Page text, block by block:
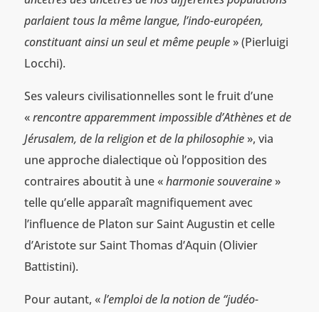
parlaient tous la même langue, l’indo-européen,
constituant ainsi un seul et même peuple» (Pierluigi
Locchi).
Ses valeurs civilisationnelles sont le fruit d’une
«rencontre apparemment impossible d’Athènes et de
Jérusalem, de la religion et de la philosophie», via
une approche dialectique où l’opposition des
contraires aboutit à une «harmonie souveraine»
telle qu’elle apparaît magnifiquement avec
l’influence de Platon sur Saint Augustin et celle
d’Aristote sur Saint Thomas d’Aquin (Olivier
Battistini).
Pour autant, «l’emploi de la notion de “judéo-